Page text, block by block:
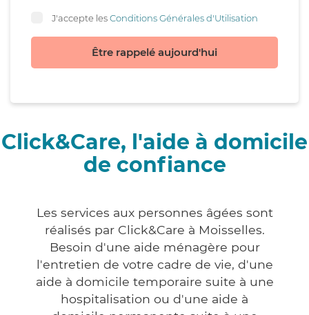
J'accepte lesConditions Générales d'Utilisation
Être rappelé aujourd'hui
Click&Care, l'aide à domicile
de confiance
Les services aux personnes âgées sont
réalisés par Click&Care à Moisselles.
Besoin d'une aide ménagère pour
l'entretien de votre cadre de vie, d'une
aide à domicile temporaire suite à une
hospitalisation ou d'une aide à